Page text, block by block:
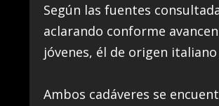
Según las fuentes
aclarando conforme
jóvenes, él de origen
Ambos cadáveres se